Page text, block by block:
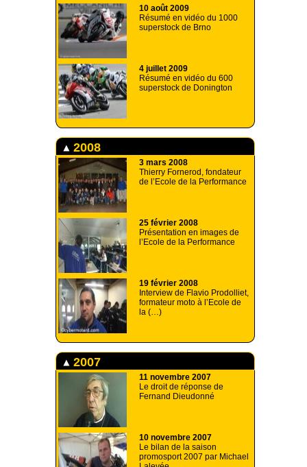
10 août 2009
Résumé en vidéo du 1000
superstock de Brno
4 juillet 2009
Résumé en vidéo du 600
superstock de Donington
2008
3 mars 2008
Thierry Fornerod, fondateur
de l’Ecole de la Performance
25 février 2008
Présentation en images de
l’Ecole de la Performance
19 février 2008
Interview de Flavio Prodolliet,
formateur moto à l’Ecole de
la (…)
2007
11 novembre 2007
Le droit de réponse de
Fernand Dieudonné
10 novembre 2007
Le bilan de la saison
promosport 2007 par Michael